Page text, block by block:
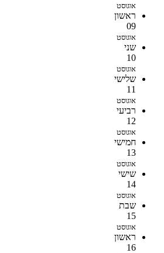
אוגוסט
ראשון
09
אוגוסט
שני
10
אוגוסט
שלישי
11
אוגוסט
רביעי
12
אוגוסט
חמישי
13
אוגוסט
שישי
14
אוגוסט
שבת
15
אוגוסט
ראשון
16